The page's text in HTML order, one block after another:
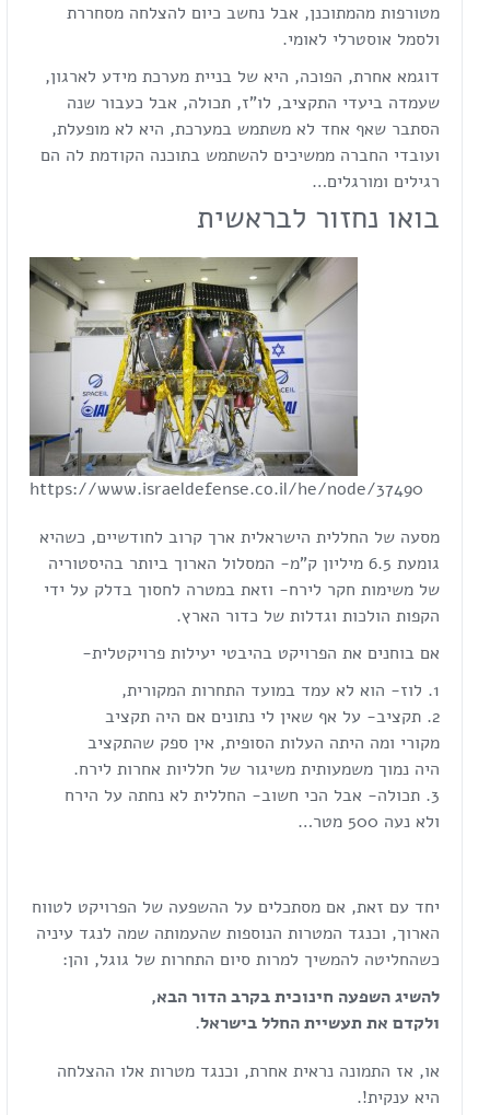
מטורפות מהמתוכנן, אבל נחשב כיום להצלחה מסחררת
ולסמל אוסטרלי לאומי.
דוגמא אחרת, הפוכה, היא של בניית מערכת מידע לארגון,
שעמדה ביעדי התקציב, לו"ז, תכולה, אבל כעבור שנה
הסתבר שאף אחד לא משתמש במערכת, היא לא מופעלת,
ועובדי החברה ממשיכים להשתמש בתוכנה הקודמת לה הם
רגילים ומורגלים…
בואו נחזור לבראשית
https://www.israeldefense.co.il/he/node/37490
מסעה של החללית הישראלית ארך קרוב לחודשיים, כשהיא
גומעת 6.5 מיליון ק"מ- המסלול הארוך ביותר בהיסטוריה
של משימות חקר לירח- וזאת במטרה לחסוך בדלק על ידי
הקפות הולכות וגדלות של כדור הארץ.
אם בוחנים את הפרויקט בהיבטי יעילות פרויקטלית-
לוז- הוא לא עמד במועד התחרות המקורית,
תקציב- על אף שאין לי נתונים אם היה תקציב
מקורי ומה היתה העלות הסופית, אין ספק שהתקציב
היה נמוך משמעותית משיגור של חלליות אחרות לירח.
תכולה- אבל הכי חשוב- החללית לא נחתה על הירח
ולא נעה 500 מטר…
יחד עם זאת, אם מסתכלים על ההשפעה של הפרויקט לטווח
הארוך, וכנגד המטרות הנוספות שהעמותה שמה לנגד עיניה
כשהחליטה להמשיך למרות סיום התחרות של גוגל, והן:
להשיג השפעה חינוכית בקרב הדור הבא,
ולקדם את תעשיית החלל בישראל.
או, אז התמונה נראית אחרת, וכנגד מטרות אלו ההצלחה
היא ענקית!.